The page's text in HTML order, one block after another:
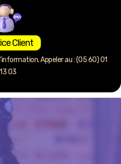
Client
Appeler au : (05 60) 01
13 03